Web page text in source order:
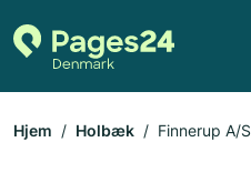
Hjem Holbæk Finnerup A/S